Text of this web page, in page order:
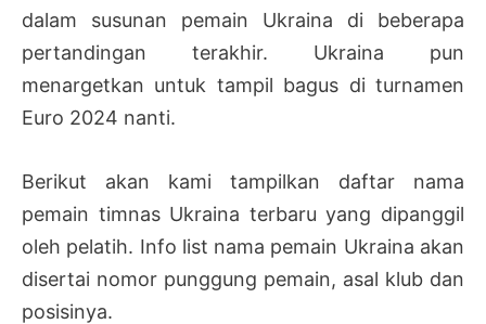
dalam susunan pemain Ukraina di beberapa
pertandingan terakhir. Ukraina pun
menargetkan untuk tampil bagus di turnamen
Euro 2024 nanti.
Berikut akan kami tampilkan daftar nama
pemain timnas Ukraina terbaru yang dipanggil
oleh pelatih. Info list nama pemain Ukraina akan
disertai nomor punggung pemain, asal klub dan
posisinya.